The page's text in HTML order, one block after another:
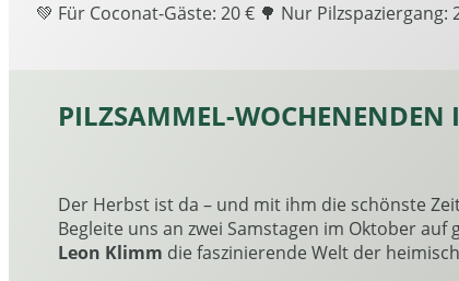
💚 Für Coconat-Gäste: 20 € 🌳 Nur Pilzspaziergang:
PILZSAMMEL-WOCHENENDEN
Der Herbst ist da – und mit ihm die schönste
Begleite uns an zwei Samstagen im Oktober
Leon Klimm die faszinierende Welt der